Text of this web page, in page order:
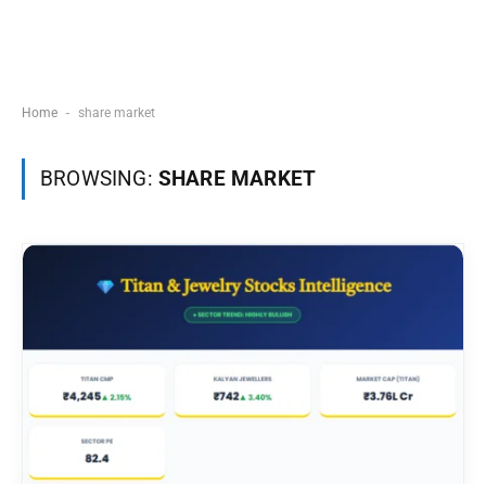
Home - share market
BROWSING: SHARE MARKET